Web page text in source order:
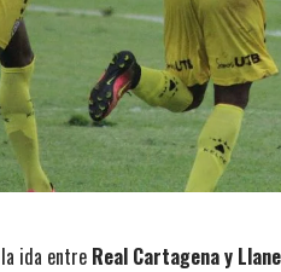
ida entre Real Cartagena y